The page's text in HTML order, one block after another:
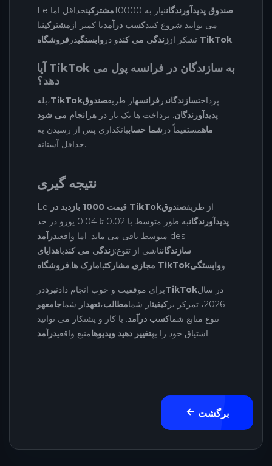
Le صندوق پدیدآورندگاننیاز به 10000 مشترکینحداقل اما
می توانید شروع کنیدکسب درآمدبا کمتر از مشترکینبا
تشکر از زندگی می کندو در وابستگیدر فروشگاه TikTok.
آیا TikTok به سازندگان در فرانسه پول می
دهد؟
بله،TikTok پرداختسازندگاندر فرانسهاز طریقصندوق
پدیدآورندگان. پرداخت ها یک بار در هر انجام می شود
ماهمستقیماً در شما حساببانکداری پس از رسیدن به
حداقل آستانه.
نتیجه گیری
Le قیمت 1000 بازدید در TikTok از طریقصندوق
پدیدآورندگان
به طور متوسط ​​با 0.02 تا 0.04 یورو در حد
متوسط ​​باقی می ماند. اما واقعیدرآمد
des
سازندگانناشی از تنوع:زندگی می کندباهدایای
مجازی,مشارکتبامارک ها, فروشگاه TikTok ووابستگی .
برای موفقیت و خوب انجام دادنبرددر TikTokدر سال
2026، تمرکز بر
کیفیتاز شمامطالب،تعهداز شماجامعهو
تنوع منابع شماکسب درآمد. با کار و پشتکار می توانید
اشتیاق خود را بهتغییر دهید ویدیوهامنبع واقعیدرآمد .
برگشت